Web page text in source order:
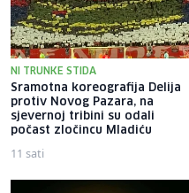
NI TRUNKE STIDA
Sramotna koreografija Delija
protiv Novog Pazara, na
sjevernoj tribini su odali
počast zločincu Mladiću
11 sati